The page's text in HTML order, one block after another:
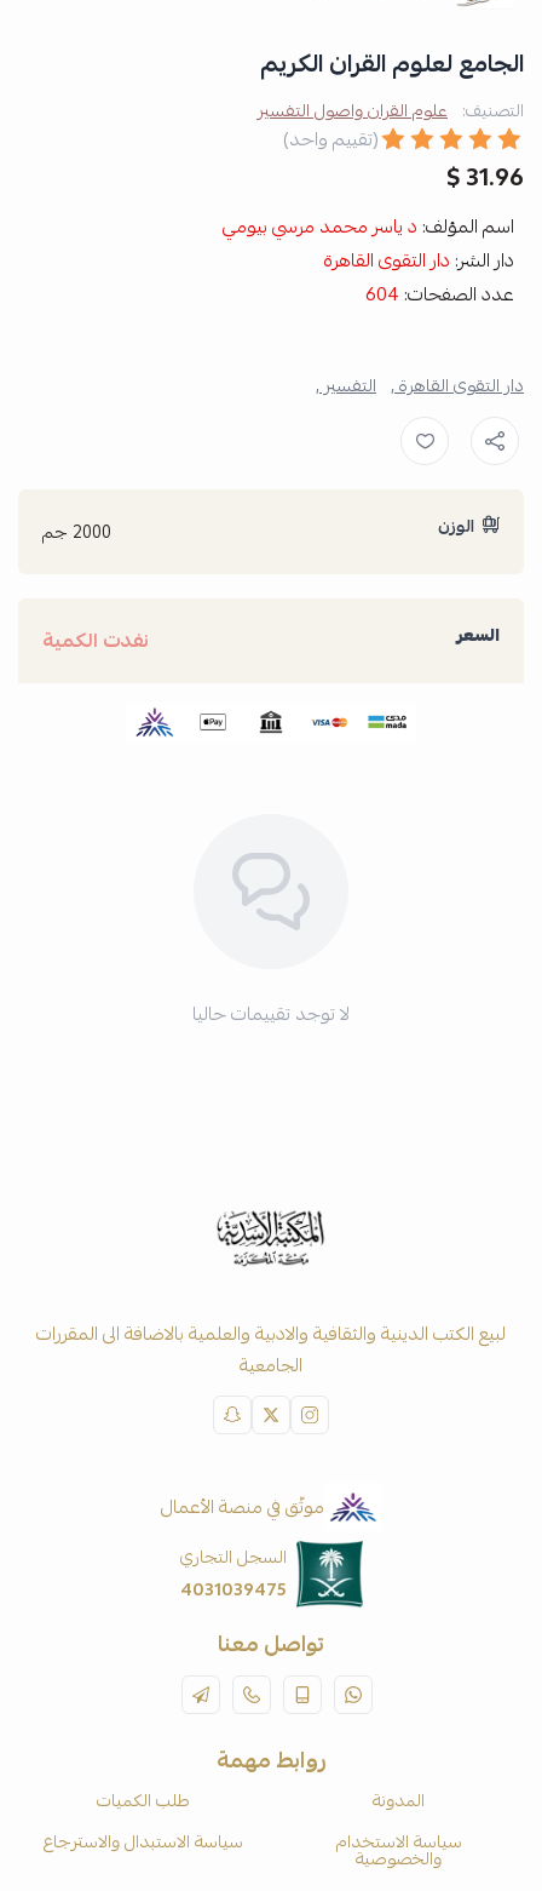
الجامع لعلوم القران الكريم
التصنيف: علوم القران واصول التفسير
(تقييم واحد)
31.96 $
اسم المؤلف: د ياسر محمد مرسي بيومي
دار الشر: دار التقوى القاهرة
عدد الصفحات: 604
دار التقوى القاهرة , التفسير ,
الوزن 2000 جم
السعر نفدت الكمية
لا توجد تقييمات حاليا
لبيع الكتب الدينية والثقافية والادبية والعلمية بالاضافة الى المقررات
الجامعية
موثّق في منصة الأعمال
السجل التجاري
4031039475
تواصل معنا
روابط مهمة
المدونة
طلب الكميات
سياسة الاستخدام
والخصوصية
سياسة الاستبدال والاسترجاع